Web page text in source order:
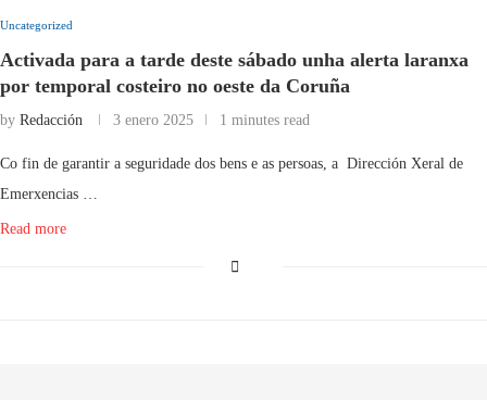
Uncategorized
Activada para a tarde deste sábado unha alerta laranxa
por temporal costeiro no oeste da Coruña
by Redacción 3 enero 2025 1 minutes read
Co fin de garantir a seguridade dos bens e as persoas, a Dirección Xeral de
Emerxencias …
Read more